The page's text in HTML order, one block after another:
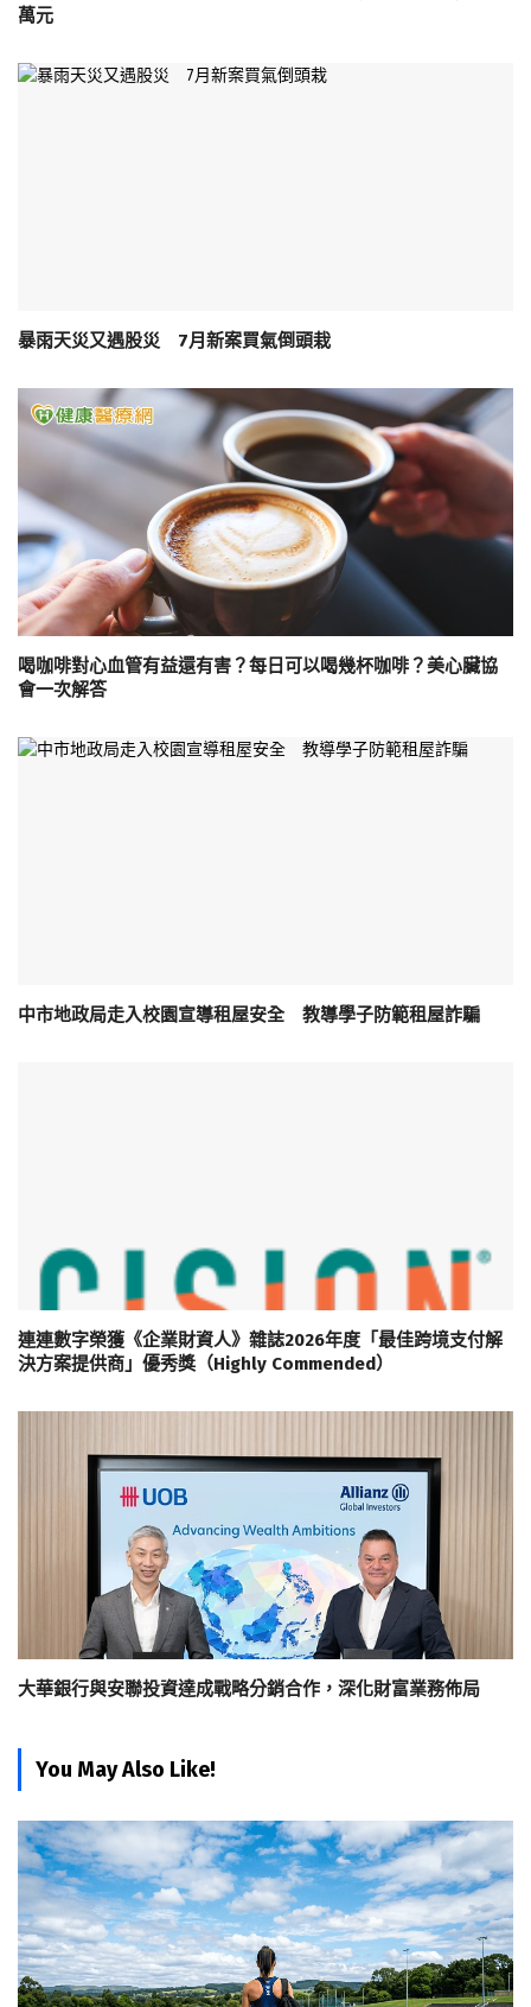
萬元
暴雨天災又遇股災 7月新案買氣倒頭栽
喝咖啡對心血管有益還有害？每日可以喝幾杯咖啡？美心臟協
會一次解答
中市地政局走入校園宣導租屋安全 教導學子防範租屋詐騙
連連數字榮獲《企業財資人》雜誌2026年度「最佳跨境支付解
決方案提供商」優秀獎（Highly Commended）
大華銀行與安聯投資達成戰略分銷合作，深化財富業務佈局
You May Also Like!